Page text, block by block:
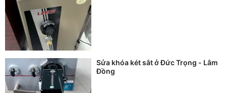
Sửa khóa két sắt ở Đức Trọng - Lâm
Đồng